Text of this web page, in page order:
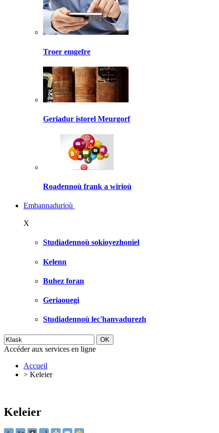
Troer emgefre
Geriadur istorel Meurgorf
Roadennoù frank a wirioù
Embannadurioù
X
Studiadennoù sokioyezhoniel
Kelenn
Buhez foran
Geriaouegi
Studiadennoù lec'hanvadurezh
Accéder aux services en ligne
Accueil
> Keleier
Keleier